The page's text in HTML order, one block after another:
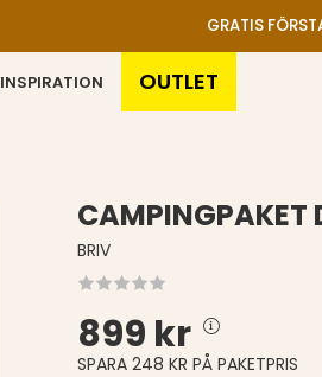
GRATIS
INSPIRATION OUTLET
CAMPINGPAKET
BRIV
899 kr
SPARA 248 KR PÅ PAKETPRIS